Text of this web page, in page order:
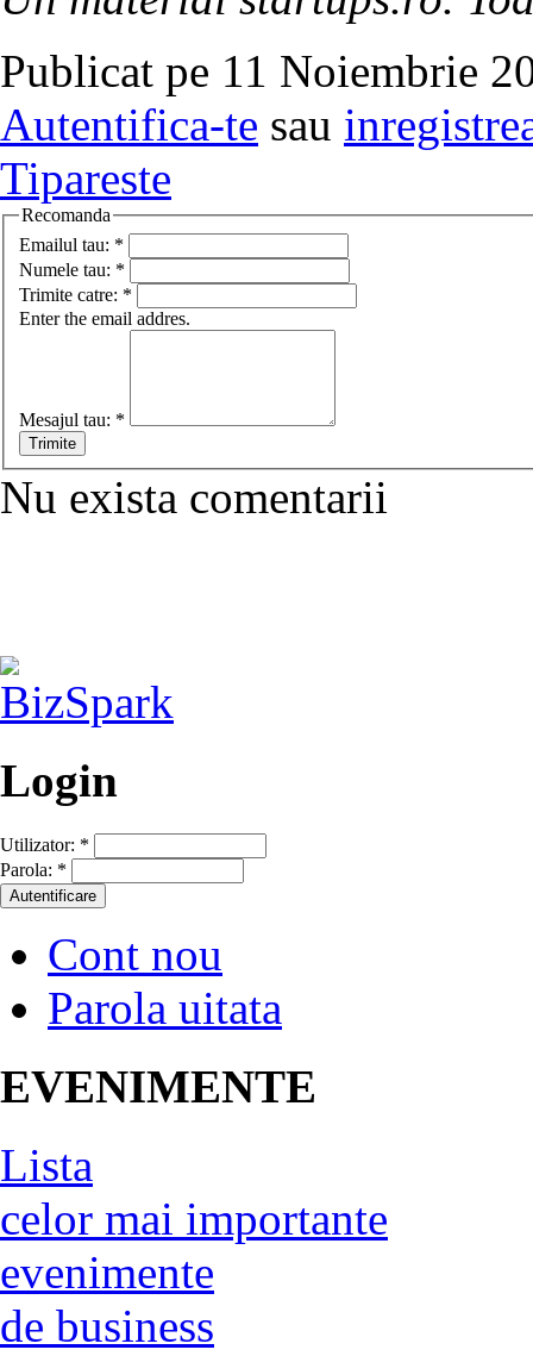
Publicat pe 11 Noiembrie
Autentifica-te sau
Tipareste
Recomanda
Emailul tau: *
Numele tau: *
Trimite catre: *
Enter the email addres.
Mesajul tau: *
Nu exista comentarii
Login
Utilizator: *
Parola: *
Cont nou
Parola uitata
EVENIMENTE
Lista
celor mai importante
evenimente
de business